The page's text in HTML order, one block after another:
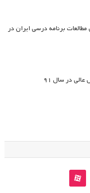
برنامه درسی ایران در
در سال ۹۱
aparat